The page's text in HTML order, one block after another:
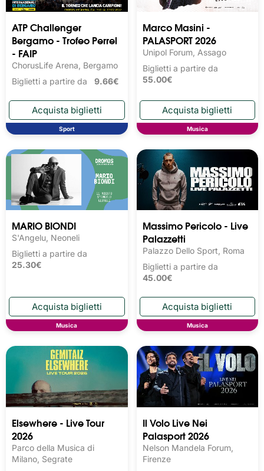
ATP Challenger
Bergamo - Trofeo Perrel
- FAIP
ChorusLife Arena, Bergamo
Biglietti a partire da 9.66€
Sport
Marco Masini -
PALASPORT 2026
Unipol Forum, Assago
Biglietti a partire da
55.00€
Musica
MARIO BIONDI
S'Angelu, Neoneli
Biglietti a partire da
25.30€
Musica
Massimo Pericolo - Live
Palazzetti
Palazzo Dello Sport, Roma
Biglietti a partire da
45.00€
Musica
Elsewhere - Live Tour
2026
Parco della Musica di
Milano, Segrate
Il Volo Live Nei
Palasport 2026
Nelson Mandela Forum,
Firenze